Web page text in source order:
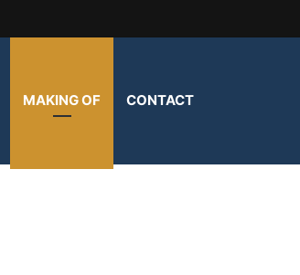
MAKING OF CONTACT